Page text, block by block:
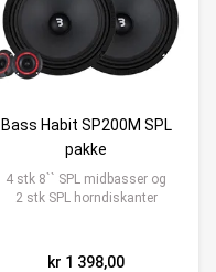
Bass Habit SP200M SPL
pakke
4 stk 8`` SPL midbasser og
2 stk SPL horndiskanter
kr 1 398,00